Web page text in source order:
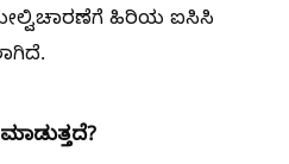
ಹಿರಿಯ ಐಸಿಸಿ